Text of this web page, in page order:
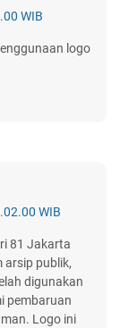
WIB
logo
WIB
81 Jakarta
arsip publik,
digunakan
pembaruan
Logo ini